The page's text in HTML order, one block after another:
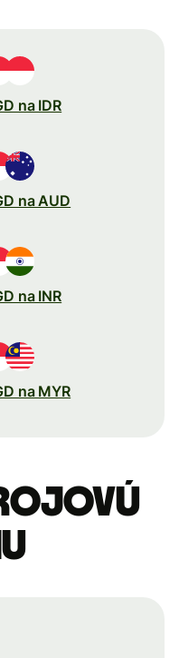
na IDR
na AUD
na INR
na MYR